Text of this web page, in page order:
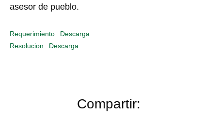
asesor de pueblo.
Requerimiento
Descarga
Resolucion
Descarga
Compartir: